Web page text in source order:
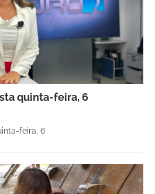
quinta-feira, 6
feira, 6